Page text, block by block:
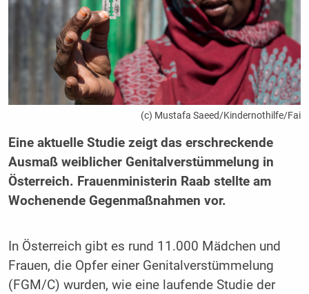
(c) Mustafa Saeed/Kindernothilfe/Fai
Eine aktuelle Studie zeigt das erschreckende
Ausmaß weiblicher Genitalverstümmelung in
Österreich. Frauenministerin Raab stellte am
Wochenende Gegenmaßnahmen vor.
In Österreich gibt es rund 11.000 Mädchen und
Frauen, die Opfer einer Genitalverstümmelung
(FGM/C) wurden, wie eine laufende Studie der